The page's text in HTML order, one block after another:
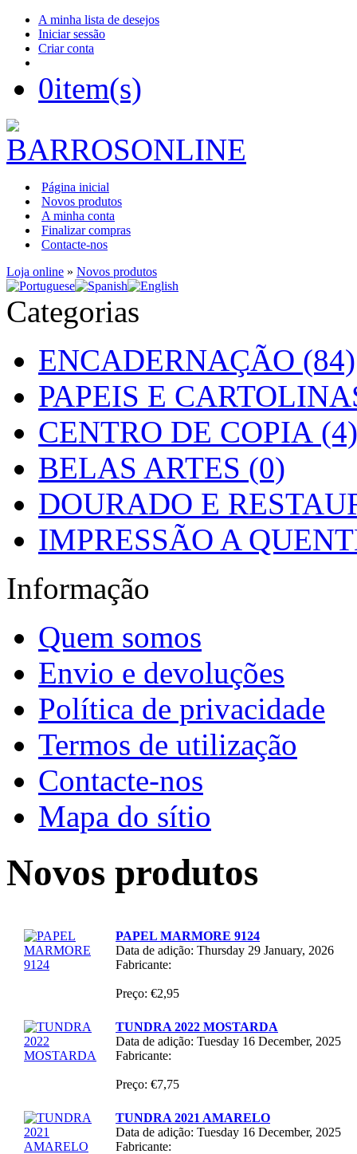
A minha lista de desejos
Iniciar sessão
Criar conta
0item(s)
Página inicial
Novos produtos
A minha conta
Finalizar compras
Contacte-nos
Loja online » Novos produtos
Categorias
ENCADERNAÇÃO (84)
PAPEIS E
CENTRO DE COPIA (4)
BELAS ARTES (0)
DOURADO E
IMPRESSÃO A
Informação
Quem somos
Envio e devoluções
Política de privacidade
Termos de utilização
Contacte-nos
Mapa do sítio
Novos produtos
PAPEL MARMORE 9124
Data de adição: Thursday 29 January, 2026
Fabricante:
Preço: €2,95
TUNDRA 2022 MOSTARDA
Data de adição: Tuesday 16 December, 2025
Fabricante:
Preço: €7,75
TUNDRA 2021 AMARELO
Data de adição: Tuesday 16 December, 2025
Fabricante: